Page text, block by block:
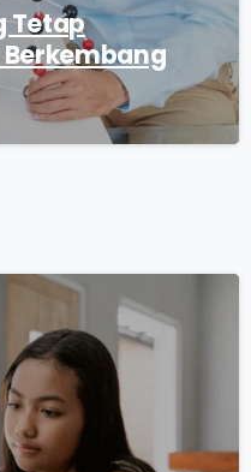
Tetap
Berkembang